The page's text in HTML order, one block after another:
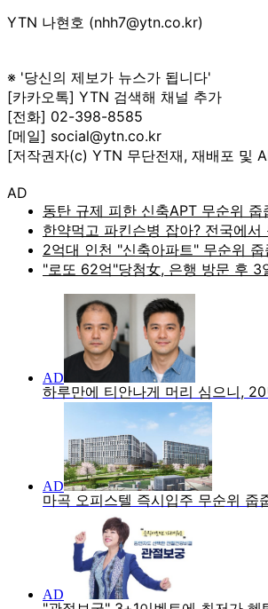
YTN 나현호 (nhh7@ytn.co.kr)
※ '당신의 제보가 뉴스가 됩니다'
[카카오톡] YTN 검색해 채널 추가
[전화] 02-398-8585
[메일] social@ytn.co.kr
[저작권자(c) YTN 무단전재, 재배포 및
AD